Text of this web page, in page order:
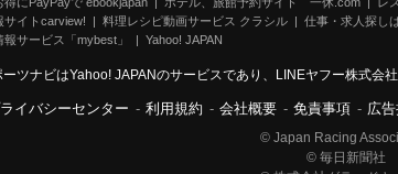
サイトcarview!
料理レシピ動画サービス クラシル 仕事・求人探し
報サービス「mybest」
Yahoo! JAPAN
ーツナビはYahoo! JAPANのサービスであり、LINEヤフー株式会
イバシーセンター - 利用規約 - 会社概要 - 免責事項 - 広
© Japan Racing
© 毎日新聞社